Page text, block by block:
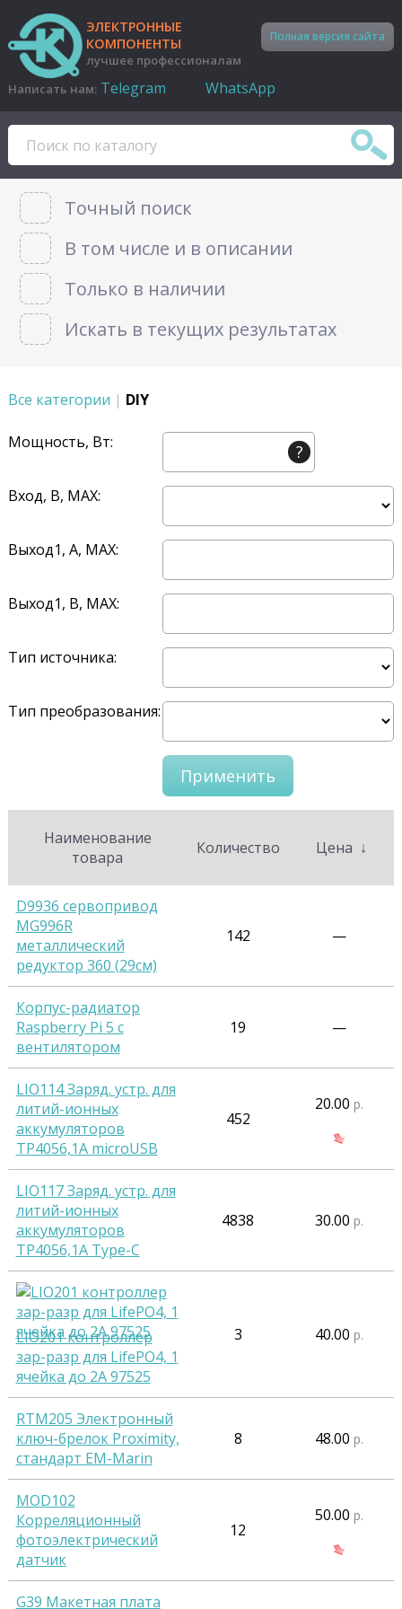
ЭЛЕКТРОННЫЕ
КОМПОНЕНТЫ
лучшее профессионалам
Полная версия сайта
Написать нам: Telegram WhatsApp
Точный поиск
В том числе и в описании
Только в наличии
Искать в текущих результатах
Все категории | DIY
Мощность, Вт: ?
Вход, В, MAX:
Выход1, A, MAX:
Выход1, В, MAX:
Тип источника:
Тип преобразования:
Наименование
товара
Количество Цена ↓
D9936 сервопривод
MG996R
металлический
редуктор 360 (29см)
142 —
Корпус-радиатор
Raspberry Pi 5 с
вентилятором
19 —
LIO114 Заряд. устр. для
литий-ионных
аккумуляторов
TP4056,1А microUSB
452
20.00 р.
LIO117 Заряд. устр. для
литий-ионных
аккумуляторов
TP4056,1А Type-C
4838 30.00 р.
LIO201 контроллер
зар-разр для LifePO4, 1
ячейка до 2А 97525
3 40.00 р.
RTM205 Электронный
ключ-брелок Proximity,
стандарт EM-Marin
8 48.00 р.
MOD102
Корреляционный
фотоэлектрический
датчик
12
50.00 р.
G39 Макетная плата